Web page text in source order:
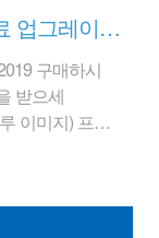
아크로니스 트루 이미지 2020 무료 업그레이드 프로모션(Acronis True Image 2020)
구매하시
받으세
이미지) 프로
내 아크로니
문의 : 070-